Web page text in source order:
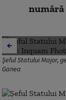
numără
Șeful Statului Major,
Ganea